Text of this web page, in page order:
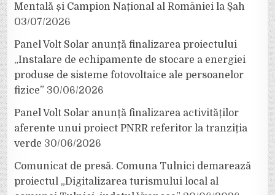
Mentală și Campion Național al României la Șah
03/07/2026
Panel Volt Solar anunță finalizarea proiectului
„Instalare de echipamente de stocare a energiei
produse de sisteme fotovoltaice ale persoanelor
fizice” 30/06/2026
Panel Volt Solar anunță finalizarea activităților
aferente unui proiect PNRR referitor la tranziția
verde 30/06/2026
Comunicat de presă. Comuna Tulnici demarează
proiectul „Digitalizarea turismului local al